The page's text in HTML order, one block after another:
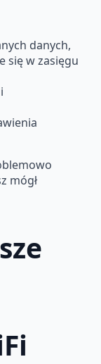
danych,
się w zasięgu
mógł